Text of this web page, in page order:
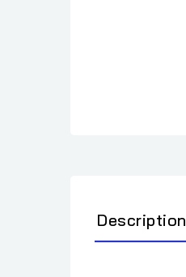
Description